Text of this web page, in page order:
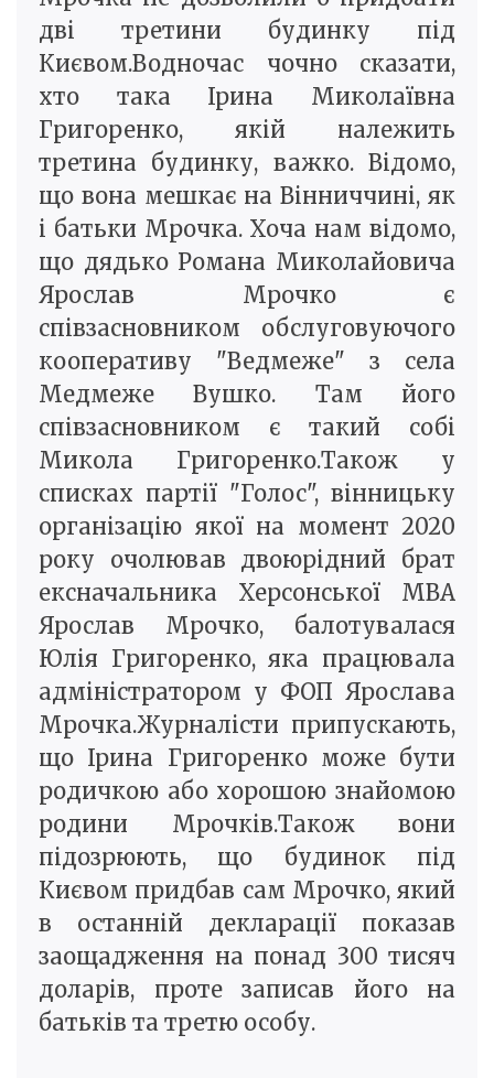
дві третини будинку під
Києвом.Водночас чочно сказати,
хто така Ірина Миколаївна
Григоренко, якій належить
третина будинку, важко. Відомо,
що вона мешкає на Вінниччині, як
і батьки Мрочка. Хоча нам відомо,
що дядько Романа Миколайовича
Ярослав Мрочко є
співзасновником обслуговуючого
кооперативу "Ведмеже" з села
Медмеже Вушко. Там його
співзасновником є такий собі
Микола Григоренко.Також у
списках партії "Голос", вінницьку
організацію якої на момент 2020
року очолював двоюрідний брат
ексначальника Херсонської МВА
Ярослав Мрочко, балотувалася
Юлія Григоренко, яка працювала
адміністратором у ФОП Ярослава
Мрочка.Журналісти припускають,
що Ірина Григоренко може бути
родичкою або хорошою знайомою
родини Мрочків.Також вони
підозрюють, що будинок під
Києвом придбав сам Мрочко, який
в останній декларації показав
заощадження на понад 300 тисяч
доларів, проте записав його на
батьків та третю особу.